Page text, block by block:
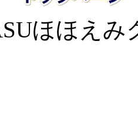
ほほえみ